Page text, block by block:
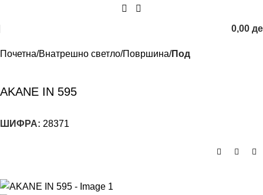
0,00
Почетна Внатрешно светло Површина Под
AKANE IN 595
ШИФРА: 28371